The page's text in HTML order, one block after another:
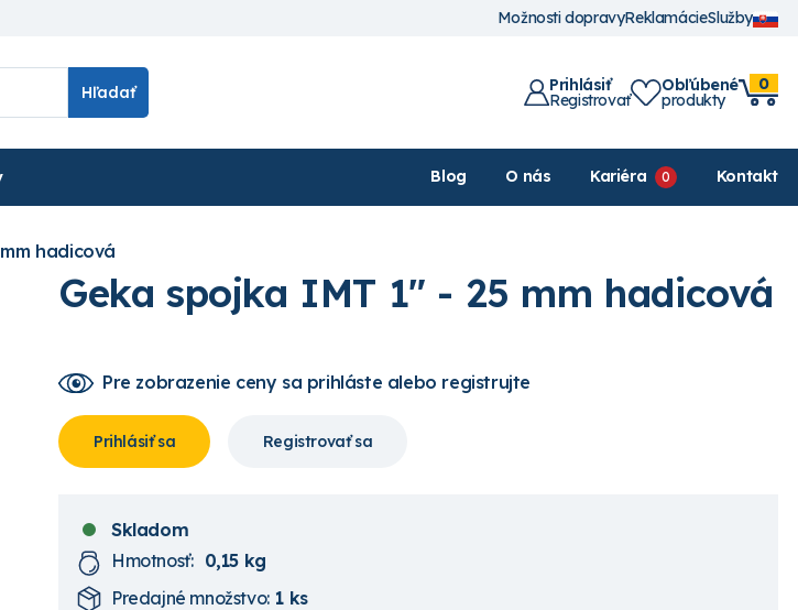
Možnosti dopravyReklamácieSlužby
Hľadať Prihlásiť
Registrovať
Obľúbené
produkty
0
Blog O nás Kariéra Kontakt
hadicová
Geka spojka IMT 1" - 25 mm hadicová
Pre zobrazenie ceny sa prihláste alebo registrujte
Prihlásiť sa Registrovať sa
Skladom
Hmotnosť: 0,15 kg
Predajné množstvo: 1 ks